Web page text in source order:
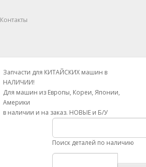
Контакты
Запчасти для КИТАЙСКИХ машин в
НАЛИЧИИ!
Для машин из Европы, Кореи, Японии,
Америки
в наличии и на заказ. НОВЫЕ и Б/У
Поиск деталей по наличию